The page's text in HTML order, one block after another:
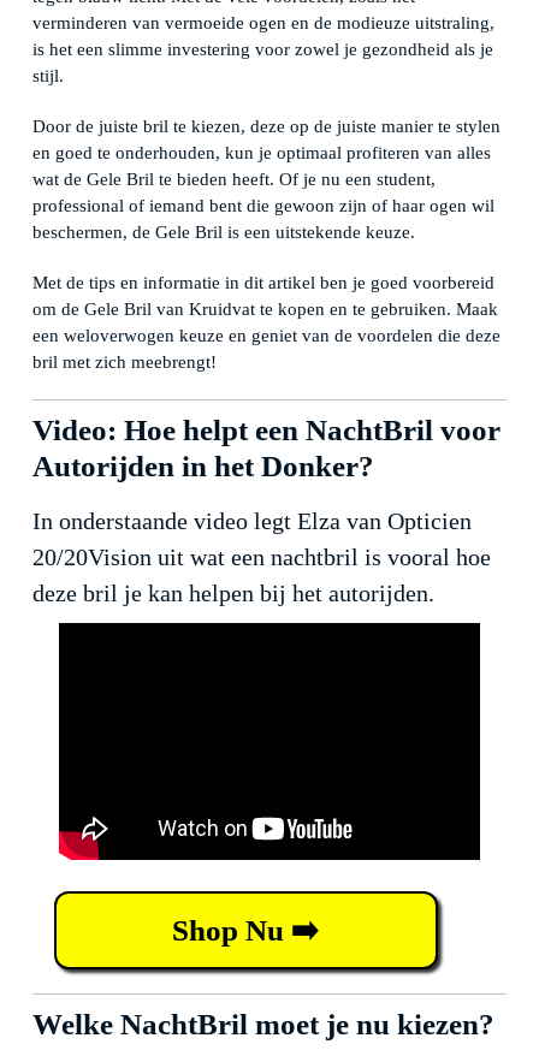
verminderen van vermoeide ogen en de modieuze uitstraling,
is het een slimme investering voor zowel je gezondheid als je
stijl.
Door de juiste bril te kiezen, deze op de juiste manier te stylen
en goed te onderhouden, kun je optimaal profiteren van alles
wat de Gele Bril te bieden heeft. Of je nu een student,
professional of iemand bent die gewoon zijn of haar ogen wil
beschermen, de Gele Bril is een uitstekende keuze.
Met de tips en informatie in dit artikel ben je goed voorbereid
om de Gele Bril van Kruidvat te kopen en te gebruiken. Maak
een weloverwogen keuze en geniet van de voordelen die deze
bril met zich meebrengt!
Video: Hoe helpt een NachtBril voor
Autorijden in het Donker?
In onderstaande video legt Elza van Opticien
20/20Vision uit wat een nachtbril is vooral hoe
deze bril je kan helpen bij het autorijden.
Shop Nu ➡️
Welke NachtBril moet je nu kiezen?